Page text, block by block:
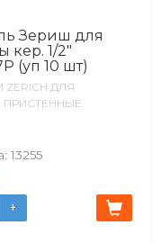
Зериш для
кер. 1/2″
(уп 10 шт)
ДЛЯ
13255